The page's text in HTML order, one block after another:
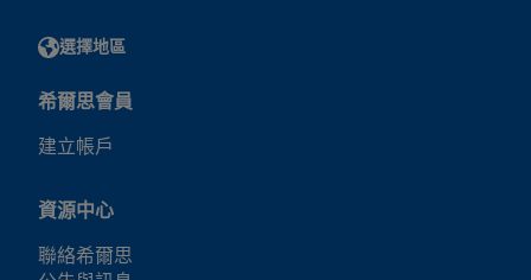
選擇地區
希爾思會員
建立帳戶
資源中心
聯絡希爾思